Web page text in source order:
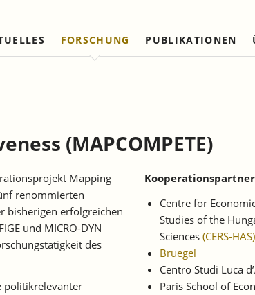
FORSCHUNG PUBLIKATIONEN
Netzwerk Bessere Rechtssetzung
und Bürokratieabbau
(MAPCOMPETE)
Mapping
renommierten
bisherigen erfolgreichen
und MICRO-DYN
des
politikrelevanter
Centre for
Studies of the
Sciences (CERS-HAS)
Bruegel
Centro Studi Luca
Paris School of